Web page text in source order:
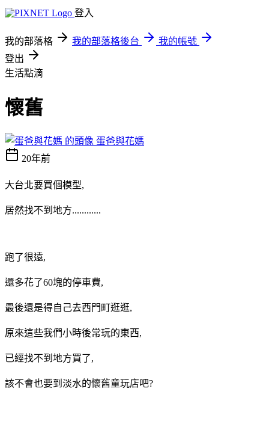
登入
我的部落格 我的部落格後台
我的帳號
登出
生活點滴
懷舊
蛋爸與花媽
20年前
大台北要買個模型,
居然找不到地方............
跑了很遠,
還多花了60塊的停車費,
最後還是得自己去西門町逛逛,
原來這些我們小時後常玩的東西,
已經找不到地方買了,
該不會也要到淡水的懷舊童玩店吧?